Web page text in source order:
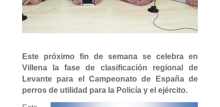
Este próximo fin de semana se celebra en
Villena la fase de clasificación regional de
Levante para el Campeonato de España de
perros de utilidad para la Policía y el ejército.